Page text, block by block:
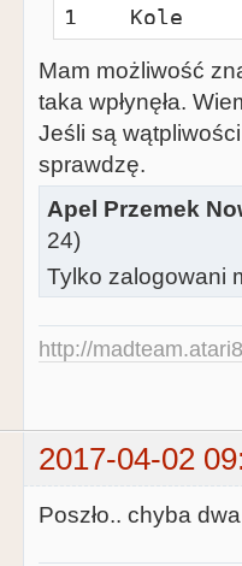
1    Kole
3    Koninie
2
1
1    Kraków-
3
1
1    Lesznie
2    Lublinie
2    Łódź-
1    Łódź-
1    Mińsku
1
3
1
1
Mam możliwość
taka wpłynęła.
Jeśli są
sprawdzę.
Apel Przemek
24)
Tylko zalogowani
http://
2017-04-02
Poszło.. chyba